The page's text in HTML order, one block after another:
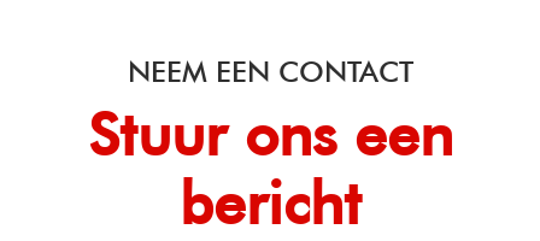
NEEM EEN CONTACT
Stuur ons een
bericht​